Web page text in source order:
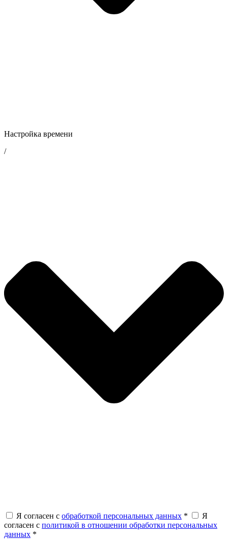
Настройка времени
/
Я согласен с обработкой персональных данных *
Я
согласен с политикой в отношении обработки персональных
данных *